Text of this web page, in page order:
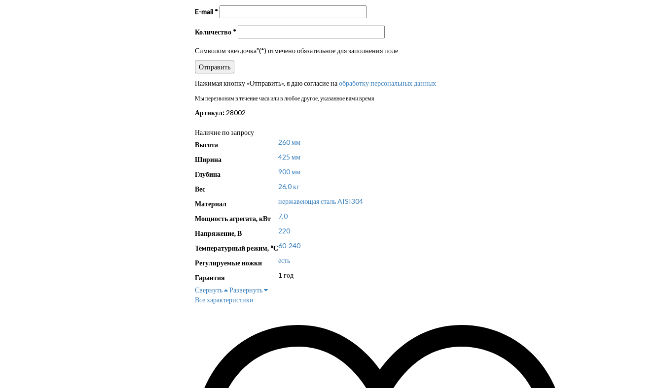
E-mail *
Количество *
Символом звездочка"(*) отмечено обязательное для заполнения поле
Нажимая кнопку «Отправить», я даю согласие наобработку персональных данных
Мы перезвоним в течение часа или в любое другое, указанное вами время
Артикул:28002
Наличие по запросу
Высота
260 мм
Ширина 425 мм
Глубина 900 мм
Вес 26,0 кг
Материал нержавеющая сталь AISI304
Мощность агрегата, кВт 7,0
Напряжение, В 220
Температурный режим, °С60-240
Регулируемые ножки есть
Гарантия
1 год
Свернуть
Развернуть
Все характеристики